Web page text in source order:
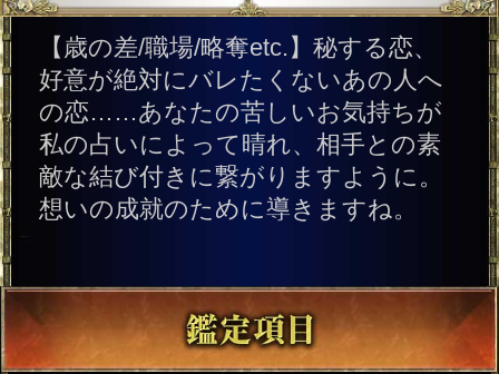
WAKANAからあなた
へ。“LIFE TREE”の世界へよ
うこそ
【LIFE TREE ELEMENT：
あの人のdestiny】2人が出会っ
【LIFE TREE ELEMENT：
あの人のessence】あの人が恋